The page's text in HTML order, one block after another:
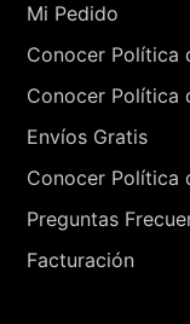
Mi Pedido
Conocer Política
Conocer Política
Envíos Gratis
Conocer Política
Preguntas
Facturación